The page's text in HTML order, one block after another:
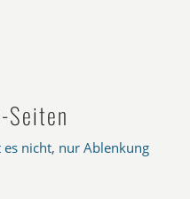
Seiten
nicht, nur Ablenkung